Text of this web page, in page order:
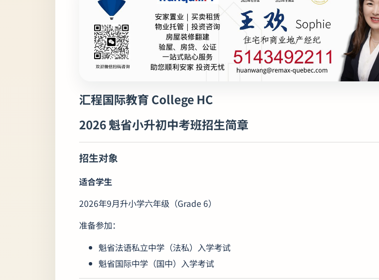
汇程国际教育 College HC
2026 魁省小升初中考班招生简章
招生对象
适合学生
2026年9月升小学六年级（Grade 6）
准备参加：
魁省法语私立中学（法私）入学考试
魁省国际中学（国中）入学考试